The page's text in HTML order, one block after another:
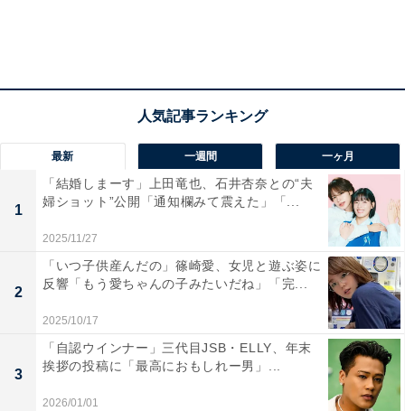
最新 一週間 一ヶ月
1
「結婚しまーす」上田竜也、石井杏奈との“夫
婦ショット”公開「通知欄みて震えた」「...
2025/11/27
2
「いつ子供産んだの」篠崎愛、女児と遊ぶ姿に
反響「もう愛ちゃんの子みたいだね」「完...
2025/10/17
3
「自認ウインナー」三代目JSB・ELLY、年末
挨拶の投稿に「最高におもしれー男」...
2026/01/01